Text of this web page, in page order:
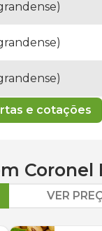
e cotações
Coronel
VER